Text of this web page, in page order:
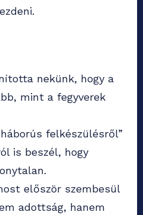
nekünk, hogy a
mint a fegyverek
felkészülésről”
is beszél, hogy
először szembesül
adottság, hanem